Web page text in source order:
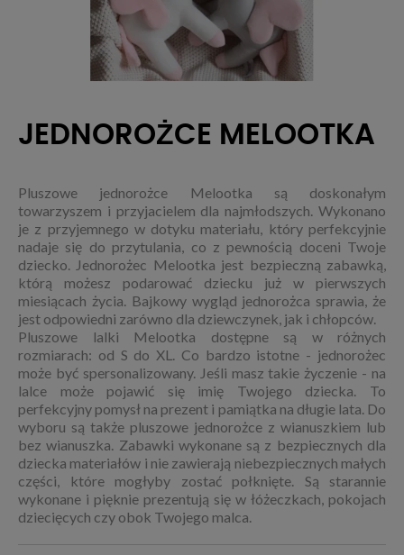
JEDNOROŻCE MELOOTKA
Pluszowe jednorożce Melootka są doskonałym
towarzyszem i przyjacielem dla najmłodszych. Wykonano
je z przyjemnego w dotyku materiału, który perfekcyjnie
nadaje się do przytulania, co z pewnością doceni Twoje
dziecko. Jednorożec Melootka jest bezpieczną zabawką,
którą możesz podarować dziecku już w pierwszych
miesiącach życia. Bajkowy wygląd jednorożca sprawia, że
jest odpowiedni zarówno dla dziewczynek, jak i chłopców.
Pluszowe lalki Melootka dostępne są w różnych
rozmiarach: od S do XL. Co bardzo istotne - jednorożec
może być spersonalizowany. Jeśli masz takie życzenie - na
lalce może pojawić się imię Twojego dziecka. To
perfekcyjny pomysł na prezent i pamiątka na długie lata. Do
wyboru są także pluszowe jednorożce z wianuszkiem lub
bez wianuszka. Zabawki wykonane są z bezpiecznych dla
dziecka materiałów i nie zawierają niebezpiecznych małych
części, które mogłyby zostać połknięte. Są starannie
wykonane i pięknie prezentują się w łóżeczkach, pokojach
dziecięcych czy obok Twojego malca.